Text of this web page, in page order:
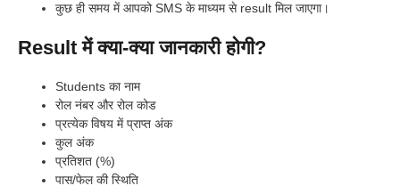
कुछ ही समय में आपको SMS के माध्यम से result मिल जाएगा।
Result में क्या-क्या जानकारी होगी?
Students का नाम
रोल नंबर और रोल कोड
प्रत्येक विषय में प्राप्त अंक
कुल अंक
प्रतिशत (%)
पास/फेल की स्थिति